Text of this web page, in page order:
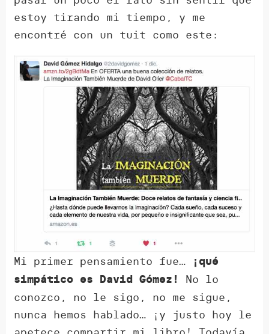
estoy tirando mi tiempo, y me
encontré con un tuit como este:
Mi primer pensamiento fue…
¡qué
simpático es David Gómez!
No lo
conozco, no le sigo, no me sigue,
nunca hemos hablado… ¡y justo hoy le